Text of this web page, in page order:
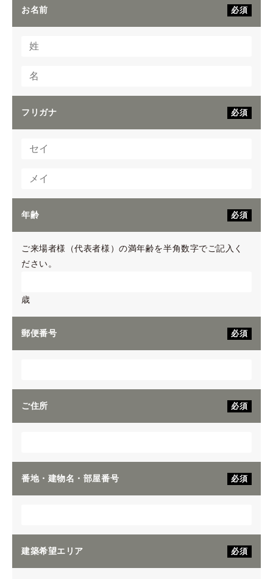
お名前 必須
フリガナ 必須
年齢 必須
ご来場者様（代表者様）の満年齢を半角数字でご記入く
ださい。
歳
郵便番号 必須
ご住所 必須
番地・建物名・部屋番号 必須
建築希望エリア 必須